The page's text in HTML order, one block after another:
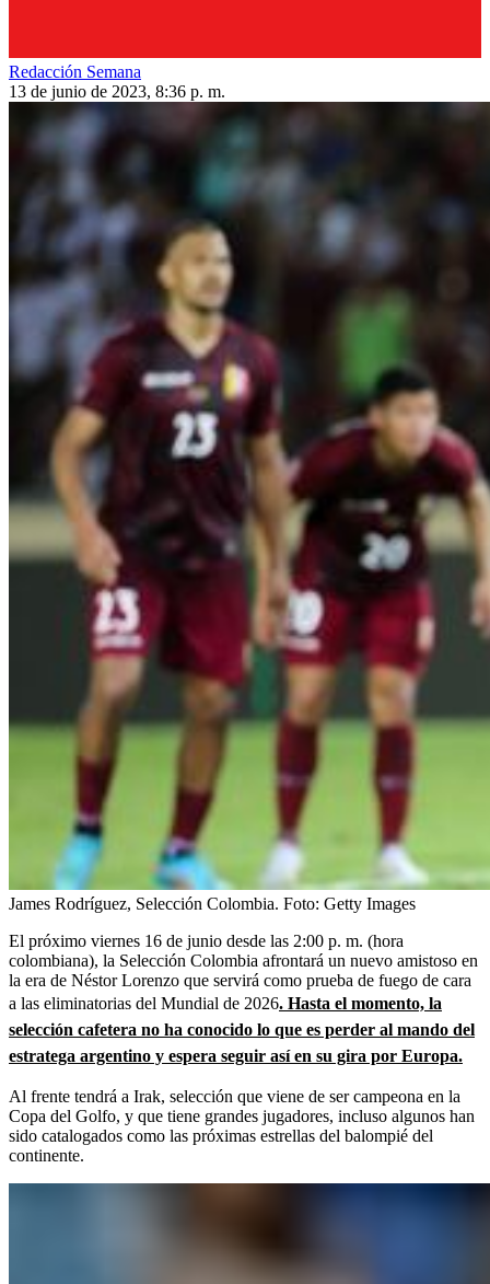
Redacción Semana
13 de junio de 2023, 8:36 p. m.
James Rodríguez, Selección Colombia. Foto: Getty Images
El próximo viernes 16 de junio desde las 2:00 p. m. (hora
colombiana), la Selección Colombia afrontará un nuevo amistoso en
la era de Néstor Lorenzo que servirá como prueba de fuego de cara
a las eliminatorias del Mundial de 2026. Hasta el momento, la
selección cafetera no ha conocido lo que es perder al mando del
estratega argentino y espera seguir así en su gira por Europa.
Al frente tendrá a Irak, selección que viene de ser campeona en la
Copa del Golfo, y que tiene grandes jugadores, incluso algunos han
sido catalogados como las próximas estrellas del balompié del
continente.